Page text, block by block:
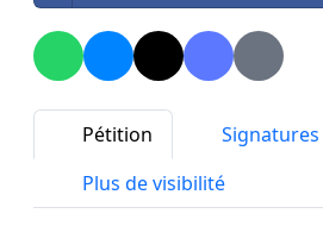
Pétition Signatures
Plus de visibilité